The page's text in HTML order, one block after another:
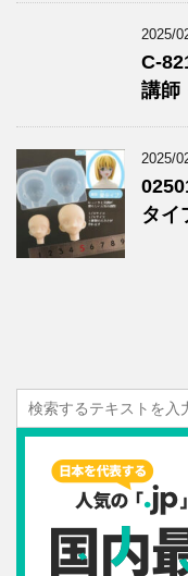
2025/
C-
講師
2025/
タイ